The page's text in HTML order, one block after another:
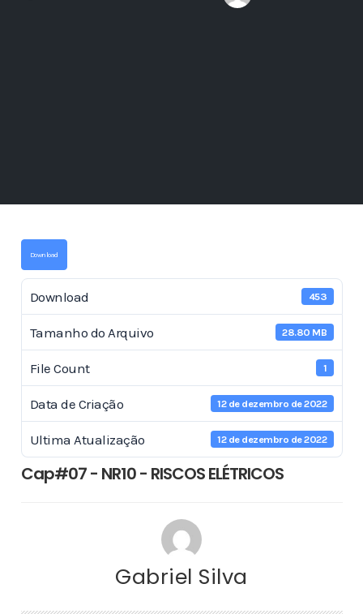
Download
Download 453
Tamanho do Arquivo 28.80 MB
File Count 1
Data de Criação 12 de dezembro de 2022
Ultima Atualização 12 de dezembro de 2022
Cap#07 - NR10 - RISCOS ELÉTRICOS
Gabriel Silva